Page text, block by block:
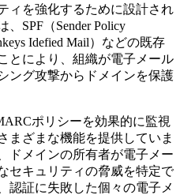
ィを強化するために設計され
SPF（Sender Policy
Idefied Mail）などの既存
とにより、組織が電子メール
ング攻撃からドメインを保護
ポリシーを効果的に監視
まざまな機能を提供していま
ドメインの所有者が電子メー
セキュリティの脅威を特定で
認証に失敗した個々の電子メ